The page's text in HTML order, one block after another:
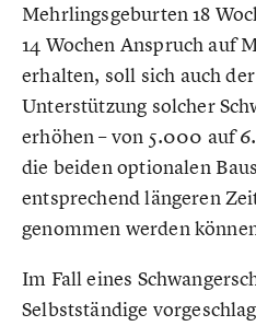
Mehrlingsgeburten 18
14 Wochen Anspruch auf
erhalten, soll sich auch
Unterstützung solcher
erhöhen – von 5.000 auf
die beiden optionalen
entsprechend längeren
genommen werden
Im Fall eines
Selbstständige